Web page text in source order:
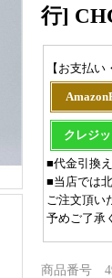
行]
【お支払い
クレジ
■代金引換
■当店では
ご注文頂い
予めご了承
商品番号